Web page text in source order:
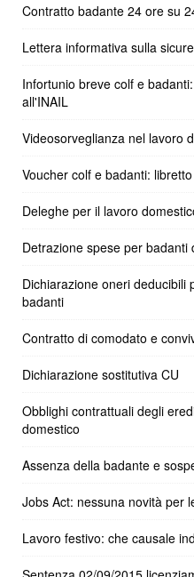
Contratto badante 24 ore su
Lettera informativa sulla
Infortunio breve colf e
all'INAIL
Videosorveglianza nel lavoro
Voucher colf e badanti:
Deleghe per il lavoro
Detrazione spese per
Dichiarazione oneri deducibili
badanti
Contratto di comodato e
Dichiarazione sostitutiva CU
Obblighi contrattuali degli
domestico
Assenza della badante e
Jobs Act: nessuna novità per
Lavoro festivo: che causale